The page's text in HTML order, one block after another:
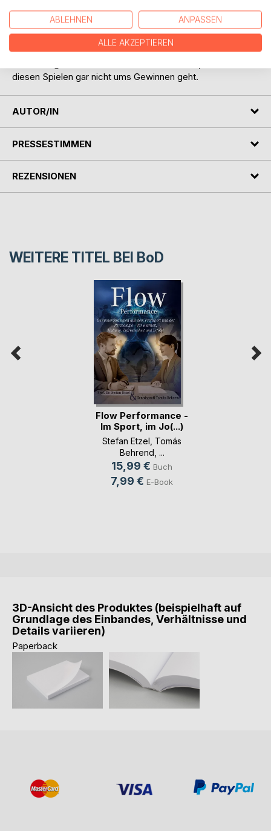
Mit aller Verbissenheit verrät er seinen Herzensverein und
geht bis an die Grenzen des Regelwerks, um seine
Freunde zu schlagen, um am letzten Spieltag vor einem
diesen Spielen gar nicht ums Gewinnen geht.
AUTOR/IN
PRESSESTIMMEN
REZENSIONEN
WEITERE TITEL BEI BoD
Flow Performance -
Im Sport, im Jo(...)
Stefan Etzel Tomás
Behrend , ...
15,99 € Buch
7,99 € E-Book
3D-Ansicht des Produktes (beispielhaft auf
Grundlage des Einbandes, Verhältnisse und
Details variieren)
Paperback
ABLEHNEN ANPASSEN
ALLE AKZEPTIEREN